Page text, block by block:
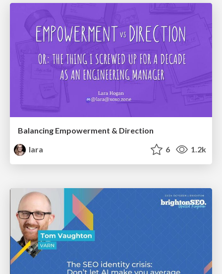
Balancing Empowerment & Direction
lara
6 1.2k